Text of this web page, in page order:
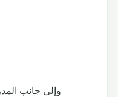
وإلى جانب